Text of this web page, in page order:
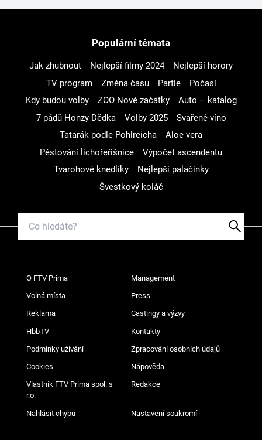
Populární témata
Jak zhubnout Nejlepší filmy 2024
Nejlepší horory
TV program
Změna času Partie
Počasí
Kdy budou volby
ZOO Nové začátky
Auto – katalog
7 pádů Honzy Dědka
Volby 2025
Svařené víno
Tatarák podle Pohlreicha
Aloe vera
Pěstování lichořeřišnice
Výpočet ascendentu
Tvarohové knedlíky
Nejlepší palačinky
Švestkový koláč
O FTV Prima Management
Volná místa Press
Reklama Castingy a výzvy
HbbTV Kontakty
Podmínky užívání Zpracování osobních údajů
Cookies Nápověda
Vlastník FTV Prima spol. s
r.o.
Redakce
Nahlásit chybu Nastavení soukromí